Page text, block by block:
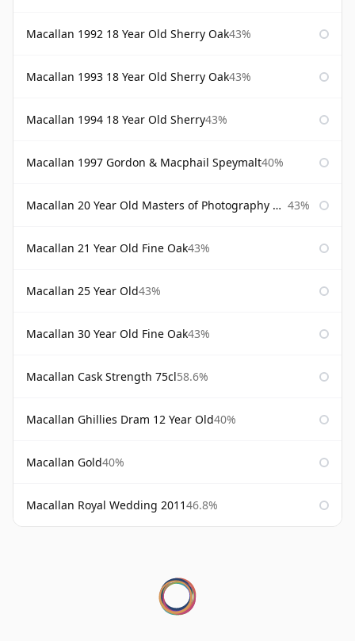
Macallan 1992 18 Year Old Sherry Oak43%
Macallan 1993 18 Year Old Sherry Oak43%
Macallan 1994 18 Year Old Sherry43%
Macallan 1997 Gordon & Macphail Speymalt40%
Macallan 20 Year Old Masters of Photography Albert Watson 43%
Macallan 21 Year Old Fine Oak43%
Macallan 25 Year Old43%
Macallan 30 Year Old Fine Oak43%
Macallan Cask Strength 75cl58.6%
Macallan Ghillies Dram 12 Year Old40%
Macallan Gold40%
Macallan Royal Wedding 201146.8%